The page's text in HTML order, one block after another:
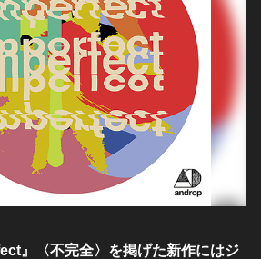
』〈不完全〉を掲げた新作にはジ